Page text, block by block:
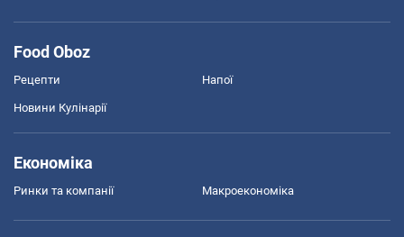
Food Oboz
Рецепти Напої
Новини Кулінарії
Економіка
Ринки та компанії Макроекономіка